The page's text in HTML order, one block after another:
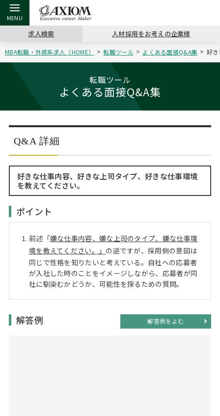
戻る
アクシアムの特長
戻る
代表メ
サービス案内
戻る
“展”職
コンサルタントの紹介
戻る
キャリア支援 TOP
キャリアデザイン講座
（最新求人市場動向）
戻る
転職活
おわり
ステージ別アドバイス
MBAからのFAQ
MBA留学生数の推移
戻る
主な10
インターン受入企業一覧
MBAを生かす求人特集
年齢と年収の相関図
戻る
転職ツール TOP
英文レジュメの書き方
戻る
キーワ
職務経歴書の書き方
よくある面接Q&A集
Web面接の準備・注意点
戻る
転職コラム TOP
“展”職相談室
転職市場の明日をよめ
転職成功への4つの鍵
注目企業インタビュー
戻る
イベント・セミナー TOP
キャリアデザインセミナー
MBA壮行会カレンダー
海外セミナー
プロ経営者の特別セミナー
Career Talk Live
MBA NETWORKING
戻る
会社概要 TOP
主なクライアント
採用情報
ニュースリリース
求人検索 人材採用をお考えの企業様
MBA転職・外資系求人（HOME） 転職ツール よくある面接Q&A集 好
転職ツール
よくある面接Q&A集
Q&A 詳細
好きな仕事内容、好きな上司タイプ、好きな仕事環境
を教えてください。
ポイント
前述「嫌な仕事内容、嫌な上司のタイプ、嫌な仕事環
境を教えてください。」 の逆ですが、採用側の意図は
同じで性格を知りたいと考えている。自社への応募者
が入社した時のことをイメージしながら、応募者が同
社に馴染むかどうか、可能性を探るための質問。
解答例 解答例をよむ